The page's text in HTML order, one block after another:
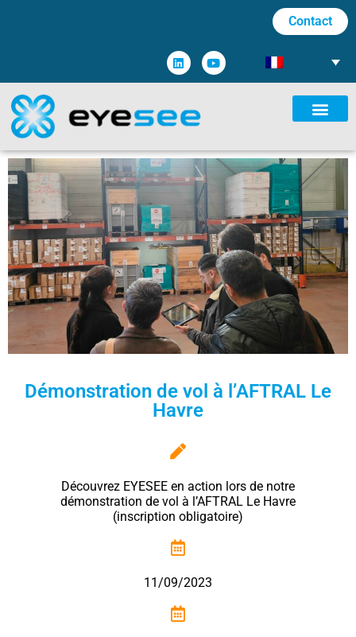
Contact
Démonstration de vol à l’AFTRAL Le
Havre
Découvrez EYESEE en action lors de notre
démonstration de vol à l’AFTRAL Le Havre
(inscription obligatoire)
11/09/2023